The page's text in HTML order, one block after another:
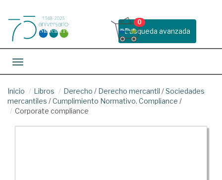
Busqueda avanzada
0
Toggle navigation
Inicio Libros Derecho / Derecho mercantil /Sociedades
mercantiles /Cumplimiento Normativo. Compliance /
Corporate compliance